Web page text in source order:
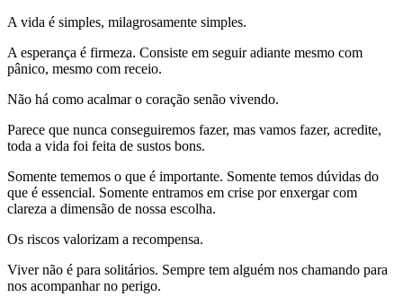
A vida é simples, milagrosamente simples.
A esperança é firmeza. Consiste em seguir adiante mesmo com
pânico, mesmo com receio.
Não há como acalmar o coração senão vivendo.
Parece que nunca conseguiremos fazer, mas vamos fazer, acredite,
toda a vida foi feita de sustos bons.
Somente tememos o que é importante. Somente temos dúvidas do
que é essencial. Somente entramos em crise por enxergar com
clareza a dimensão de nossa escolha.
Os riscos valorizam a recompensa.
Viver não é para solitários. Sempre tem alguém nos chamando para
nos acompanhar no perigo.